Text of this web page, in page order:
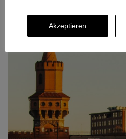
Akzeptieren